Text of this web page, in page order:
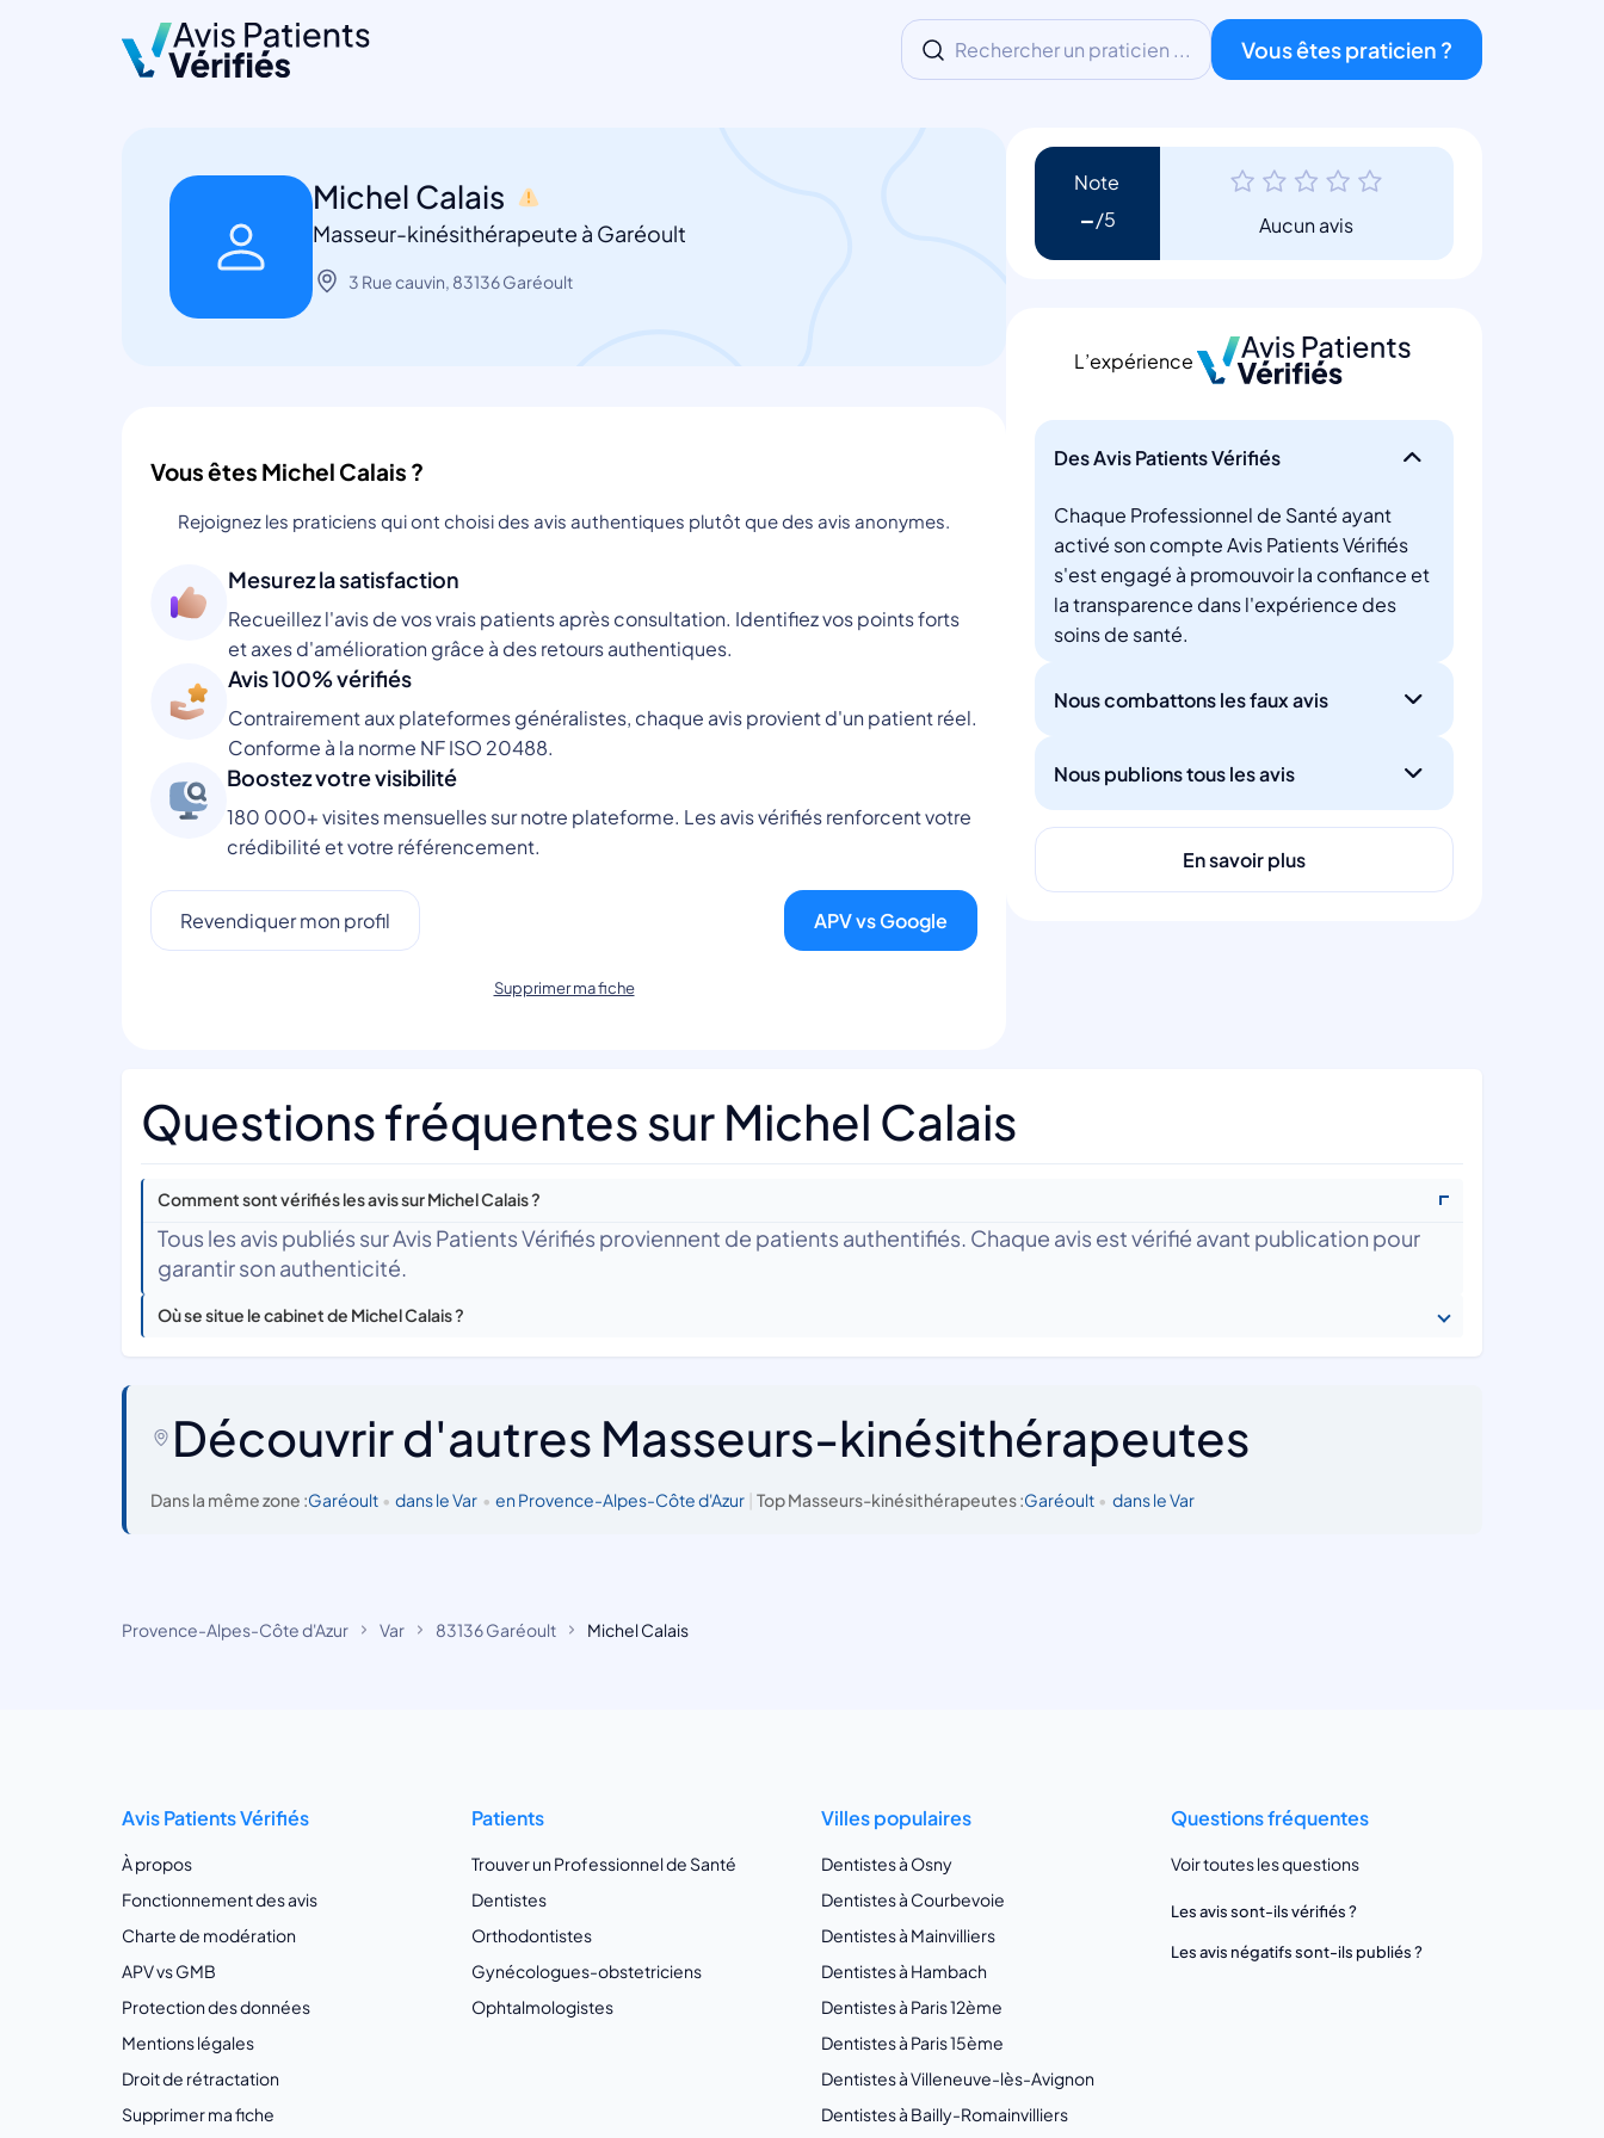
Rechercher un praticien ... Vous êtes praticien ?
Michel Calais
Masseur-kinésithérapeute à Garéoult
3 Rue cauvin, 83136 Garéoult
Vous êtes Michel Calais ?
Rejoignez les praticiens qui ont choisi des avis authentiques plutôt que des avis anonymes.
Mesurez la satisfaction
Recueillez l'avis de vos vrais patients après consultation. Identifiez vos points forts
et axes d'amélioration grâce à des retours authentiques.
Avis 100% vérifiés
Contrairement aux plateformes généralistes, chaque avis provient d'un patient réel.
Conforme à la norme NF ISO 20488.
Boostez votre visibilité
180 000+ visites mensuelles sur notre plateforme. Les avis vérifiés renforcent votre
crédibilité et votre référencement.
Revendiquer mon profil APV vs Google
Supprimer ma fiche
Note
- Aucun avis
L’expérience
Des Avis Patients Vérifiés
Chaque Professionnel de Santé ayant
activé son compte Avis Patients Vérifiés
s'est engagé à promouvoir la confiance et
la transparence dans l'expérience des
soins de santé.
Nous combattons les faux avis
Nous publions tous les avis
En savoir plus
Questions fréquentes sur Michel Calais
Comment sont vérifiés les avis sur Michel Calais ?
Tous les avis publiés sur Avis Patients Vérifiés proviennent de patients authentifiés. Chaque avis est vérifié avant publication pour
garantir son authenticité.
Où se situe le cabinet de Michel Calais ?
Découvrir d'autres Masseurs-kinésithérapeutes
Dans la même zone :Garéoult • dans le Var • en Provence-Alpes-Côte d'Azur | Top Masseurs-kinésithérapeutes :Garéoult • dans le Var
Provence-Alpes-Côte d'Azur Var 83136 Garéoult Michel Calais
Avis Patients Vérifiés
À propos
Fonctionnement des avis
Charte de modération
APV vs GMB
Protection des données
Mentions légales
Droit de rétractation
Supprimer ma fiche
Patients
Trouver un Professionnel de Santé
Dentistes
Orthodontistes
Gynécologues-obstetriciens
Ophtalmologistes
Villes populaires
Dentistes à Osny
Dentistes à Courbevoie
Dentistes à Mainvilliers
Dentistes à Hambach
Dentistes à Paris 12ème
Dentistes à Paris 15ème
Dentistes à Villeneuve-lès-Avignon
Dentistes à Bailly-Romainvilliers
Questions fréquentes
Voir toutes les questions
Les avis sont-ils vérifiés ?
Les avis négatifs sont-ils publiés ?